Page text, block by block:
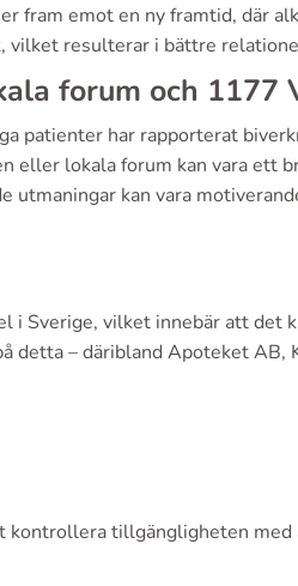
fram emot en ny framtid, där
vilket resulterar i bättre
forum och 1177
patienter har rapporterat
eller lokala forum kan vara ett
utmaningar kan vara
i Sverige, vilket innebär att det
detta – däribland Apoteket AB,
kontrollera tillgängligheten med